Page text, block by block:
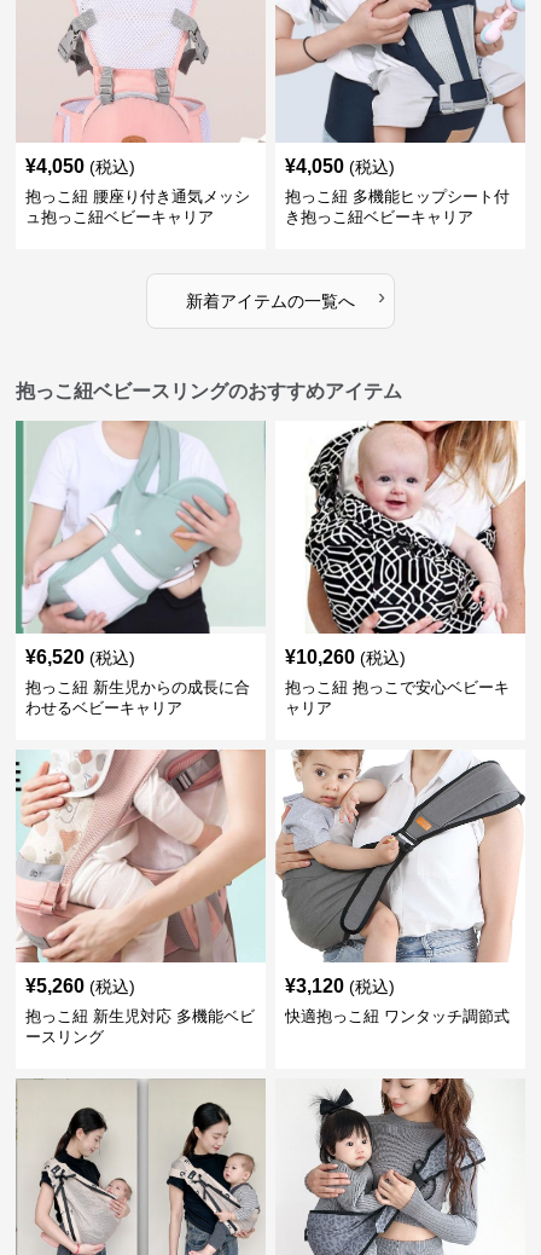
¥4,050 (税込)
抱っこ紐 腰座り付き通気メッシ
ュ抱っこ紐ベビーキャリア
¥4,050 (税込)
抱っこ紐 多機能ヒップシート付
き抱っこ紐ベビーキャリア
新着アイテムの一覧へ ›
抱っこ紐ベビースリングのおすすめアイテム
¥6,520 (税込)
抱っこ紐 新生児からの成長に合
わせるベビーキャリア
¥10,260 (税込)
抱っこ紐 抱っこで安心ベビーキ
ャリア
¥5,260 (税込)
抱っこ紐 新生児対応 多機能ベビ
ースリング
¥3,120 (税込)
快適抱っこ紐 ワンタッチ調節式